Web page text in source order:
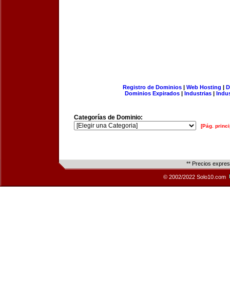
Registro de Dominios| Web Hosting |
Dominios Expirados | Industrias |
Categorías de Dominio:
[Pág.
** Precios
© 2002/2022 Solo10.com